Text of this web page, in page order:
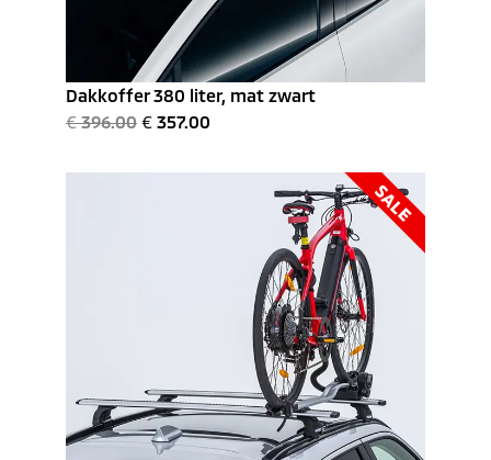
Dakkoffer 380 liter, mat zwart
€ 396.00 € 357.00
SALE